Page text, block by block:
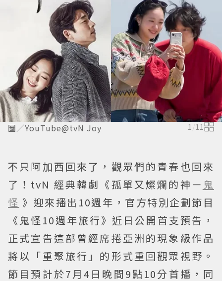
圖／YouTube@tvN Joy 1/11
不只阿加西回來了，觀眾們的青春也回來
了！tvN 經典韓劇《孤單又燦爛的神－ 鬼
怪 》迎來播出10週年，官方特別企劃節目
《鬼怪10週年旅行》近日公開首支預告，
正式宣告這部曾經席捲亞洲的現象級作品
將以「重聚旅行」的形式重回觀眾視野。
節目預計於7月4日晚間9點10分首播，同